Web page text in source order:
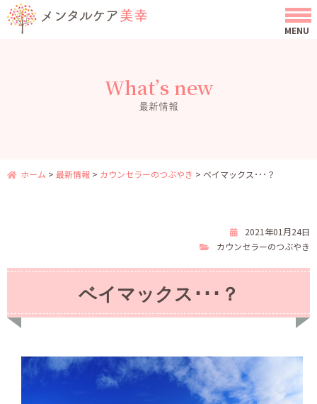
What’s new
最新情報
ホーム > 最新情報 > カウンセラーのつぶやき > ベイマックス･･･？
2021年01月24日
カウンセラーのつぶやき
ベイマックス･･･？